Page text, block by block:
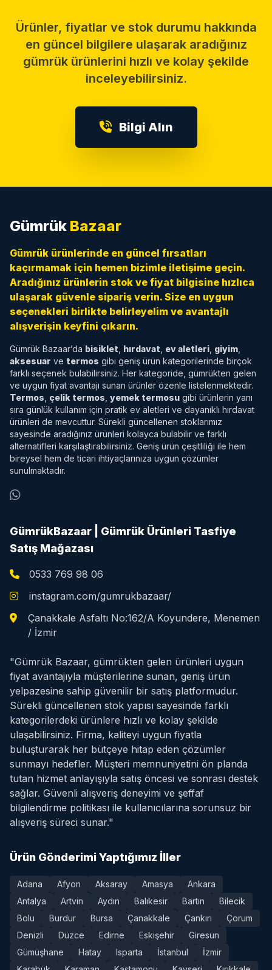
Ürünler, fiyatlar ve stok durumu hakkında
en güncel bilgilere ulaşarak aradığınız
gümrük ürünlerini hızlı ve kolay şekilde
inceleyebilirsiniz.
Bilgi Alın
Gümrük Bazaar
Gümrük ürünlerinde en güncel fırsatları
kaçırmamak için hemen bizimle iletişime geçin.
Aradığınız ürünlerin stok ve fiyat bilgisine hızlıca
ulaşarak güvenle sipariş verin. Size en uygun
seçenekleri birlikte belirleyelim ve avantajlı
alışverişin keyfini çıkarın.
Gümrük Bazaar’da bisiklet hırdavat ev aletleri giyim
aksesuar ve termos gibi geniş ürün kategorilerinde birçok
farklı seçenek bulabilirsiniz. Her kategoride, gümrükten gelen
ve uygun fiyat avantajı sunan ürünler özenle listelenmektedir.
Termos çelik termos yemek termosu gibi ürünlerin yanı
sıra günlük kullanım için pratik ev aletleri ve dayanıklı hırdavat
ürünleri de mevcuttur. Sürekli güncellenen stoklarımız
sayesinde aradığınız ürünleri kolayca bulabilir ve farklı
alternatifleri karşılaştırabilirsiniz. Geniş ürün çeşitliliği ile hem
bireysel hem de ticari ihtiyaçlarınıza uygun çözümler
sunulmaktadır.
GümrükBazaar | Gümrük Ürünleri Tasfiye
Satış Mağazası
0533 769 98 06
instagram.com/gumrukbazaar/
Çanakkale Asfaltı No:162/A Koyundere, Menemen
/ İzmir
"Gümrük Bazaar, gümrükten gelen ürünleri uygun
fiyat avantajıyla müşterilerine sunan, geniş ürün
yelpazesine sahip güvenilir bir satış platformudur.
Sürekli güncellenen stok yapısı sayesinde farklı
kategorilerdeki ürünlere hızlı ve kolay şekilde
ulaşabilirsiniz. Firma, kaliteyi uygun fiyatla
buluşturarak her bütçeye hitap eden çözümler
sunmayı hedefler. Müşteri memnuniyetini ön planda
tutan hizmet anlayışıyla satış öncesi ve sonrası destek
sağlar. Güvenli alışveriş deneyimi ve şeffaf
bilgilendirme politikası ile kullanıcılarına sorunsuz bir
alışveriş süreci sunar."
Ürün Gönderimi Yaptığımız İller
Adana Afyon Aksaray Amasya
Ankara
Antalya
Artvin Aydın Balıkesir Bartın
Bilecik
Bolu
Burdur Bursa Çanakkale Çankırı
Çorum
Denizli
Düzce Edirne Eskişehir
Giresun
Gümüşhane
Hatay Isparta İstanbul
İzmir